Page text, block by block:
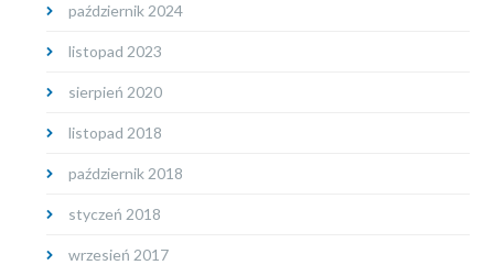
październik 2024
listopad 2023
sierpień 2020
listopad 2018
październik 2018
styczeń 2018
wrzesień 2017